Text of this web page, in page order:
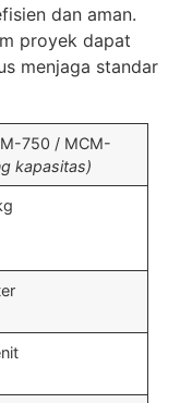
dan aman.
proyek dapat
menjaga standar
750 / MCM-
kapasitas)